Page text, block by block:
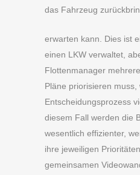
das Fahrzeug
erwarten kann. Dies ist
einen LKW verwaltet,
Flottenmanager
Pläne priorisieren muss,
Entscheidungsprozess
diesem Fall werden die
wesentlich effizienter,
ihre jeweiligen
gemeinsamen